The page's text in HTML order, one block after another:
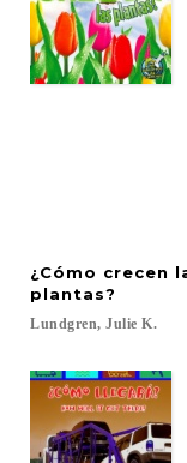
¿Cómo crecen
plantas?
Lundgren, Julie K.